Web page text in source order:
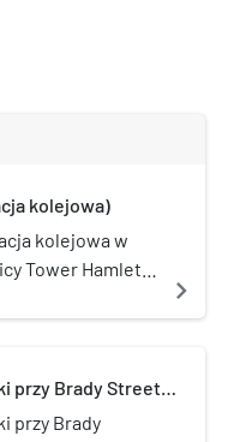
kolejowa)
kolejowa w
Tower Hamlets,
National
miejskiej
biletowej.
navigate_next
przy Brady Street
przy Brady